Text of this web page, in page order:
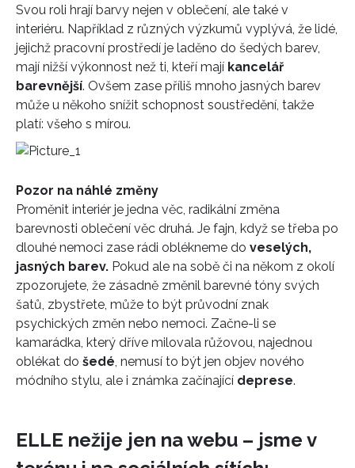
Svou roli hrají barvy nejen v oblečení, ale také v
interiéru. Například z různých výzkumů vyplývá, že lidé,
jejichž pracovní prostředí je laděno do šedých barev,
mají nižší výkonnost než ti, kteří mají kancelář
barevnější. Ovšem zase příliš mnoho jasných barev
může u někoho snížit schopnost soustředění, takže
platí: všeho s mírou.
Pozor na náhlé změny
Proměnit interiér je jedna věc, radikální změna
barevnosti oblečení věc druhá. Je fajn, když se třeba po
dlouhé nemoci zase rádi oblékneme do veselých,
jasných barev. Pokud ale na sobě či na někom z okolí
zpozorujete, že zásadně změnil barevné tóny svých
šatů, zbystřete, může to být průvodní znak
psychických změn nebo nemoci. Začne-li se
kamarádka, který dříve milovala růžovou, najednou
oblékat do šedé, nemusí to být jen objev nového
módního stylu, ale i známka začínající deprese.
ELLE nežije jen na webu – jsme v